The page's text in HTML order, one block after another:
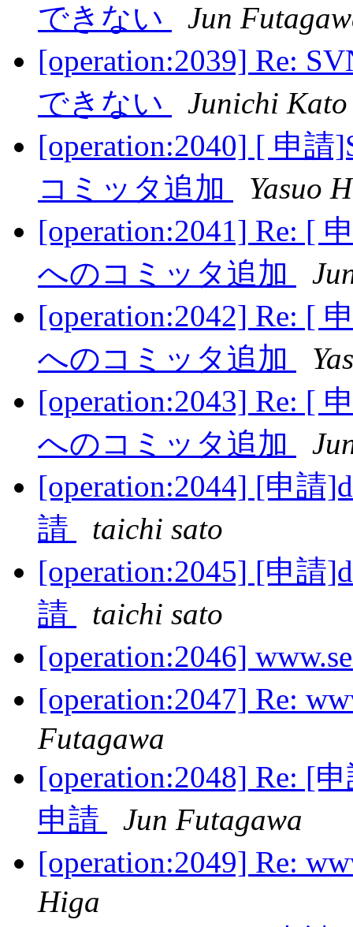
できない
Jun
[operation:2039] Re:
できない
Junichi Kato
[operation:2040] [ 申
コミッタ追加
Yasuo
[operation:2041] Re: [
へのコミッタ追加
[operation:2042] Re: [
へのコミッタ追加
[operation:2043] Re: [
へのコミッタ追加
[operation:2044] [申請
請
taichi sato
[operation:2045] [申請
請
taichi sato
[operation:2046]
[operation:2047] Re:
Futagawa
[operation:2048] Re: [
申請
Jun Futagawa
[operation:2049] Re:
Higa